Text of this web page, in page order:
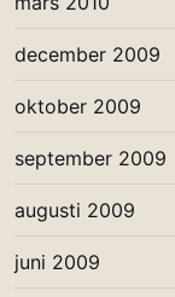
december 2009
oktober 2009
september 2009
augusti 2009
juni 2009